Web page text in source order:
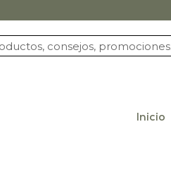
Inicio